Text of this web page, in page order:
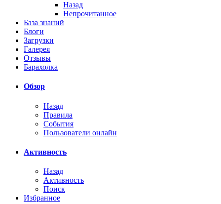
Назад
Непрочитанное
База знаний
Блоги
Загрузки
Галерея
Отзывы
Барахолка
Обзор
Назад
Правила
События
Пользователи онлайн
Активность
Назад
Активность
Поиск
Избранное